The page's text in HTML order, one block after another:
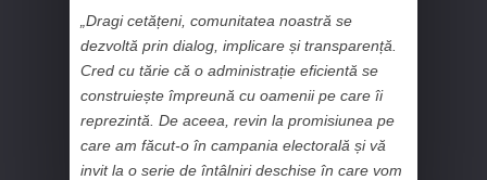
„Dragi cetățeni, comunitatea noastră se
dezvoltă prin dialog, implicare și transparență.
Cred cu tărie că o administrație eficientă se
construiește împreună cu oamenii pe care îi
reprezintă. De aceea, revin la promisiunea pe
care am făcut-o în campania electorală și vă
invit la o serie de întâlniri deschise în care vom